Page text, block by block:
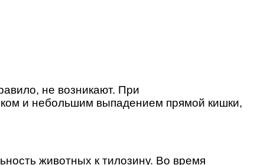
не возникают. При
и небольшим выпадением прямой кишки,
животных к тилозину. Во время